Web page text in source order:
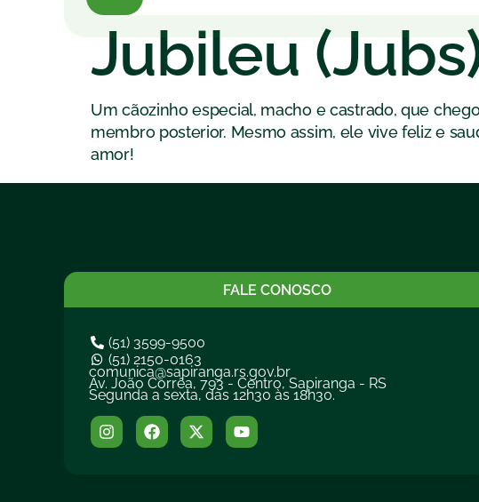
Jubileu
Um cãozinho especial, macho e castrado, que
membro posterior. Mesmo assim, ele vive feliz e
amor!
FALE CONOSCO
(51) 3599-9500
(51) 2150-0163
comunica@sapiranga.rs.gov.br
Av. João Corrêa, 793 - Centro, Sapiranga - RS
Segunda a sexta, das 12h30 às 18h30.